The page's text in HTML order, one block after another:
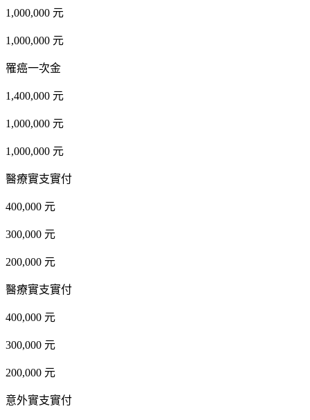
1,000,000 元
1,000,000 元
罹癌一次金
1,400,000 元
1,000,000 元
1,000,000 元
醫療實支實付
400,000 元
300,000 元
200,000 元
醫療實支實付
400,000 元
300,000 元
200,000 元
意外實支實付